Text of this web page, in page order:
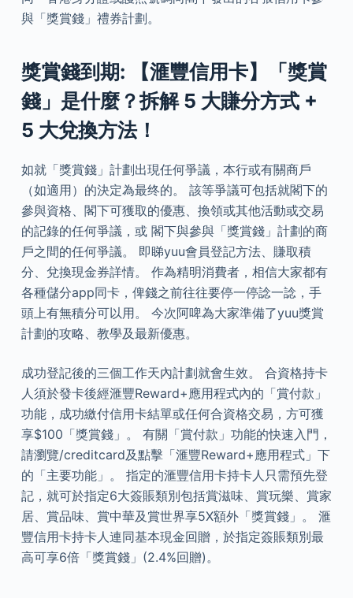
與「獎賞錢」禮券計劃。
獎賞錢到期: 【滙豐信用卡】「獎賞
錢」是什麼？拆解 5 大賺分方式 +
5 大兌換方法！
如就「獎賞錢」計劃出現任何爭議，本行或有關商戶
（如適用）的決定為最终的。 該等爭議可包括就閣下的
參與資格、閣下可獲取的優惠、換領或其他活動或交易
的記錄的任何爭議，或 閣下與參與「獎賞錢」計劃的商
戶之間的任何爭議。 即睇yuu會員登記方法、賺取積
分、兌換現金券詳情。 作為精明消費者，相信大家都有
各種儲分app同卡，俾錢之前往往要停一停諗一諗，手
頭上有無積分可以用。 今次阿啤為大家準備了yuu獎賞
計劃的攻略、教學及最新優惠。
成功登記後的三個工作天內計劃就會生效。 合資格持卡
人須於發卡後經滙豐Reward+應用程式內的「賞付款」
功能，成功繳付信用卡結單或任何合資格交易，方可獲
享$100「獎賞錢」。 有關「賞付款」功能的快速入門，
請瀏覽/creditcard及點擊「滙豐Reward+應用程式」下
的「主要功能」。 指定的滙豐信用卡持卡人只需預先登
記，就可於指定6大簽賬類別包括賞滋味、賞玩樂、賞家
居、賞品味、賞中華及賞世界享5X額外「獎賞錢」。 滙
豐信用卡持卡人連同基本現金回贈，於指定簽賬類別最
高可享6倍「獎賞錢」(2.4%回贈)。